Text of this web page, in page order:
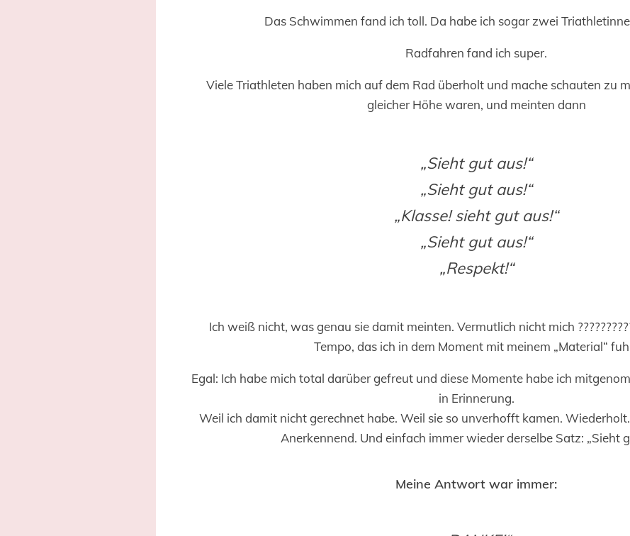
Das Schwimmen fand ich toll. Da habe ich sogar zwei
Radfahren fand ich super.
Viele Triathleten haben mich auf dem Rad überholt und mache schauten zu
gleicher Höhe waren, und meinten dann
„Sieht gut aus!“
„Sieht gut aus!“
„Klasse! sieht gut aus!“
„Sieht gut aus!“
„Respekt!“
Ich weiß nicht, was genau sie damit meinten. Vermutlich nicht mich
Tempo, das ich in dem Moment mit meinem „Material“
Egal: Ich habe mich total darüber gefreut und diese Momente habe ich
in Erinnerung.
Weil ich damit nicht gerechnet habe. Weil sie so unverhofft kamen.
Anerkennend. Und einfach immer wieder derselbe Satz: „Sieht
Meine Antwort war immer: